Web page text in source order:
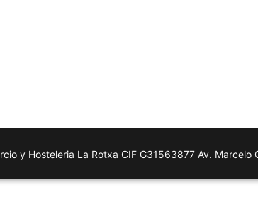
y Hosteleria La Rotxa CIF G31563877 Av.